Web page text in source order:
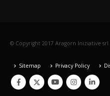
© Copyright 2017 Aragorn Iniziative srl
Sitemap Privacy Policy